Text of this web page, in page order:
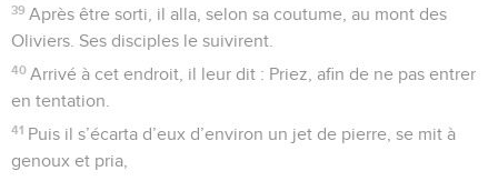
39 Après être sorti, il alla, selon sa coutume, au mont des
Oliviers. Ses disciples le suivirent.
40 Arrivé à cet endroit, il leur dit : Priez, afin de ne pas entrer
en tentation.
41 Puis il s’écarta d’eux d’environ un jet de pierre, se mit à
genoux et pria,